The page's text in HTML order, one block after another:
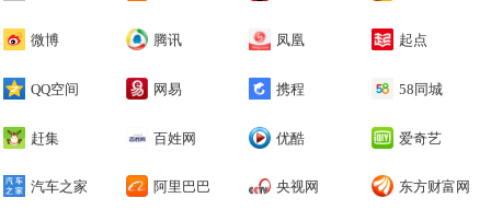
微博 腾讯 凤凰 起点
QQ空间 网易 携程 58同城
赶集 百姓网 优酷 爱奇艺
汽车之家 阿里巴巴 央视网 东方财富网